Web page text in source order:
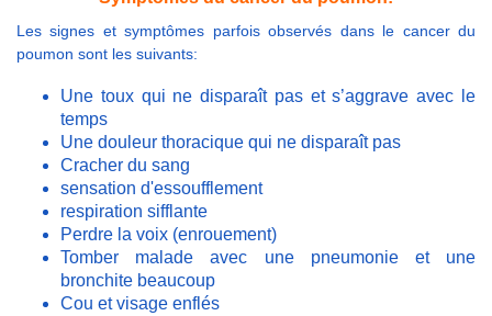
Les signes et symptômes parfois observés dans le cancer du
poumon sont les suivants:
Une toux qui ne disparaît pas et s’aggrave avec le
temps
Une douleur thoracique qui ne disparaît pas
Cracher du sang
sensation d'essoufflement
respiration sifflante
Perdre la voix (enrouement)
Tomber malade avec une pneumonie et une
bronchite beaucoup
Cou et visage enflés